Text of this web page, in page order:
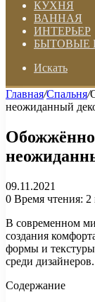
КУХНЯ
ВАННАЯ
ИНТЕРЬЕР
БЫТОВЫЕ
Искать
Главная/Спальня/
неожиданный
09.11.2021
0 Время чтения:
В современном
создания
формы и
среди дизайнеров.
Содержание